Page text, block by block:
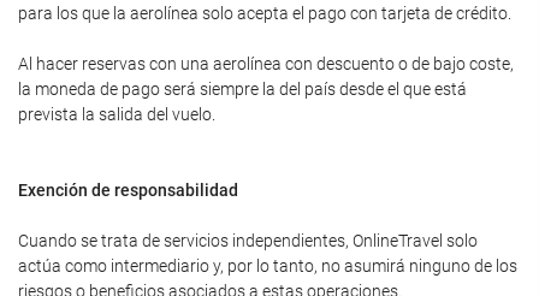
para los que la aerolínea solo acepta el pago con tarjeta de crédito.
Al hacer reservas con una aerolínea con descuento o de bajo coste,
la moneda de pago será siempre la del país desde el que está
prevista la salida del vuelo.
Exención de responsabilidad
Cuando se trata de servicios independientes, OnlineTravel solo
actúa como intermediario y, por lo tanto, no asumirá ninguno de los
riesgos o beneficios asociados a estas operaciones.